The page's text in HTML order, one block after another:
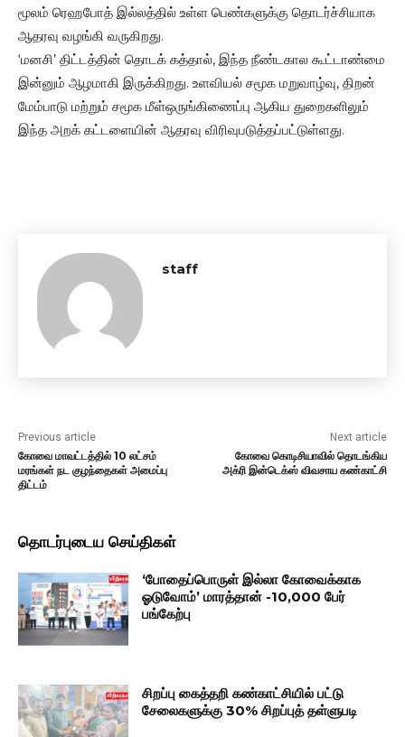
மூலம் ரெஹபோத் இல்லத்தில் உள்ள பெண்களுக்கு தொடர்ச்சியாக
ஆதரவு வழங்கி வருகிறது.
‘மனசி’ திட்டத்தின் தொடக் கத்தால், இந்த நீண்டகால கூட்டாண்மை
இன்னும் ஆழமாகி இருக்கிறது. உளவியல் சமூக மறுவாழ்வு, திறன்
மேம்பாடு மற்றும் சமூக மீள்ஒருங்கிணைப்பு ஆகிய துறைகளிலும்
இந்த அறக் கட்டளையின் ஆதரவு விரிவுபடுத்தப்பட்டுள்ளது.
staff
Previous article
கோவை மாவட்டத்தில் 10 லட்சம்
மரங்கள் நட குழந்தைகள் அமைப்பு
திட்டம்
Next article
கோவை கொடிசியாவில் தொடங்கிய
அக்ரி இன்டெக்ஸ் விவசாய கண்காட்சி
தொடர்புடைய செய்திகள்
‘போதைப்பொருள் இல்லா கோவைக்காக
ஓடுவோம்’ மாரத்தான் -10,000 பேர்
பங்கேற்பு
சிறப்பு கைத்தறி கண்காட்சியில் பட்டு
சேலைகளுக்கு 30% சிறப்புத் தள்ளுபடி